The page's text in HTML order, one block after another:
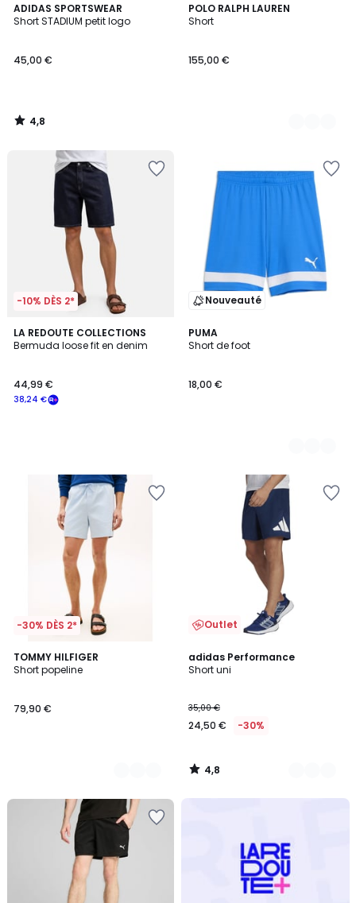
ADIDAS SPORTSWEAR
Short STADIUM petit logo
45,00 €
4,8
/ 5
4,8
/
POLO RALPH LAUREN
Short
155,00 €
3
Couleurs
-10% DÈS 2*
LA REDOUTE COLLECTIONS
Bermuda loose fit en denim
38,24 €
44,99 €
Nouveauté
PUMA
Short de foot
18,00 €
3
Couleurs
-30% DÈS 2*
TOMMY HILFIGER
Short popeline
79,90 €
2
Couleurs
Outlet
adidas Performance
Short uni
35,00 €
24,50 € -30%
4,8
/ 5
2
Couleurs
4,8
/